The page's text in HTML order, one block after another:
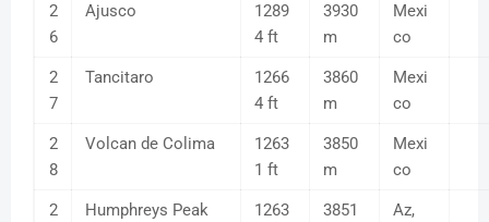
2
6
Ajusco
1289
4 ft
3930
m
Mexi
co
2
7
Tancitaro
1266
4 ft
3860
m
Mexi
co
2
8
Volcan de Colima
1263
1 ft
3850
m
Mexi
co
2
Humphreys Peak
1263
3851
Az,